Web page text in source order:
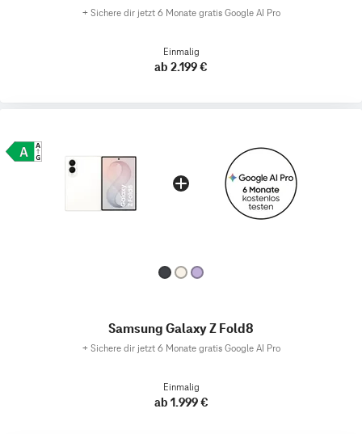
+ Sichere dir jetzt 6 Monate gratis Google AI Pro
Einmalig
ab 2.199 €
Samsung Galaxy Z Fold8
+ Sichere dir jetzt 6 Monate gratis Google AI Pro
Einmalig
ab 1.999 €